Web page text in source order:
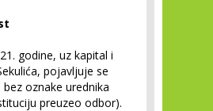
godine, uz kapital i
pojavljuje se
bez oznake urednika
preuzeo odbor).